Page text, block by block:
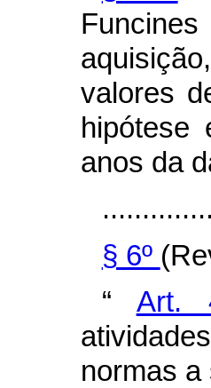
valores
anos da
§ 6º
“ Art.
normas a